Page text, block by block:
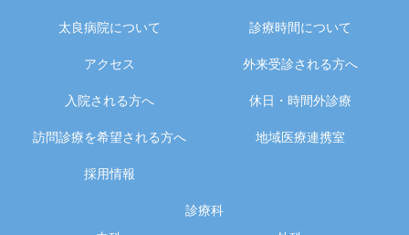
太良病院について 診療時間について
アクセス 外来受診される方へ
入院される方へ 休日・時間外診療
訪問診療を希望される方へ 地域医療連携室
採用情報
診療科